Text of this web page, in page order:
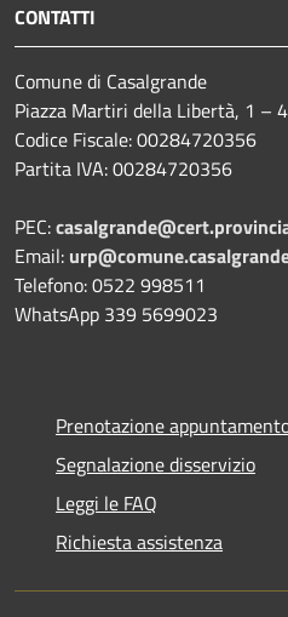
CONTATTI
Comune di Casalgrande
Piazza Martiri della Libertà, 1 –
Codice Fiscale: 00284720356
Partita IVA: 00284720356
PEC:
Email:
Telefono: 0522 998511
WhatsApp 339 5699023
Prenotazione
Segnalazione disservizio
Leggi le FAQ
Richiesta assistenza